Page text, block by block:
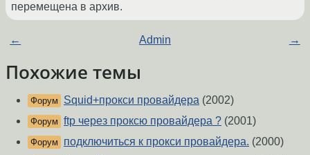
перемещена в архив.
← Admin →
Похожие темы
Форум Squid+прокси провайдера (2002)
Форум ftp через проксю провайдера ? (2001)
Форум подключиться к прокси провайдера. (2000)